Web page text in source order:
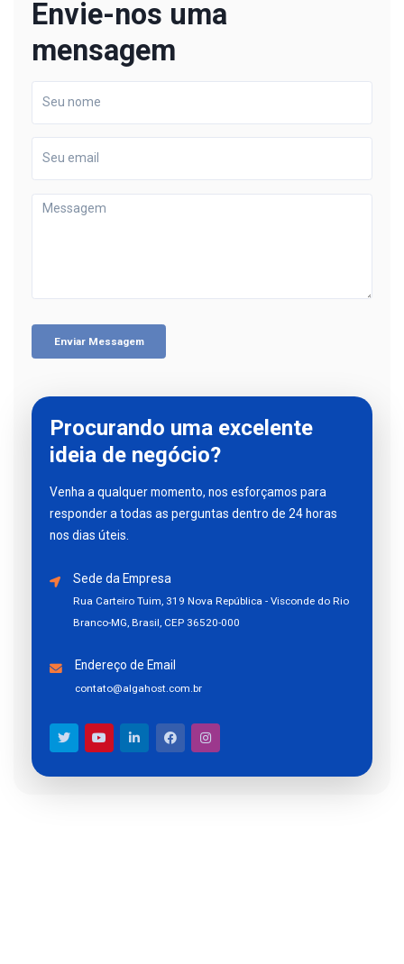
Envie-nos uma
mensagem
Enviar Messagem
Procurando uma excelente
ideia de negócio?
Venha a qualquer momento, nos esforçamos para
responder a todas as perguntas dentro de 24 horas
nos dias úteis.
Sede da Empresa
Rua Carteiro Tuim, 319 Nova República - Visconde do Rio
Branco-MG, Brasil, CEP 36520-000
Endereço de Email
contato@algahost.com.br